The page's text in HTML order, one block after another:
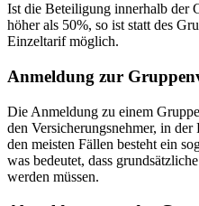
Ist die Beteiligung innerhalb der
höher als 50%, so ist statt des
Einzeltarif möglich.
Anmeldung zur
Die Anmeldung zu einem
den Versicherungsnehmer, in
den meisten Fällen besteht ein
was bedeutet, dass
werden müssen.